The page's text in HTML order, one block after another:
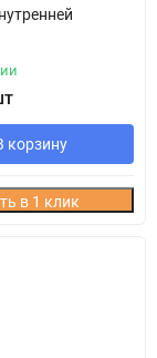
корзину
в 1 клик